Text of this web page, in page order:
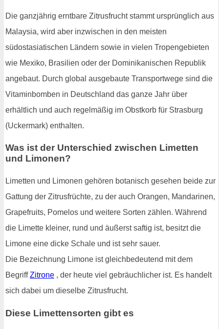
Die ganzjährig erntbare Zitrusfrucht stammt ursprünglich aus
Malaysia, wird aber inzwischen in den meisten
südostasiatischen Ländern sowie in vielen Tropengebieten
wie Mexiko, Brasilien oder der Dominikanischen Republik
angebaut. Durch global ausgebaute Transportwege sind die
Vitaminbomben in Deutschland das ganze Jahr über
erhältlich und auch regelmäßig im Obstkorb für Strasburg
(Uckermark) enthalten.
Was ist der Unterschied zwischen Limetten
und Limonen?
Limetten und Limonen gehören botanisch gesehen beide zur
Gattung der Zitrusfrüchte, zu der auch Orangen, Mandarinen,
Grapefruits, Pomelos und weitere Sorten zählen. Während
die Limette kleiner, rund und äußerst saftig ist, besitzt die
Limone eine dicke Schale und ist sehr sauer.
Die Bezeichnung Limone ist gleichbedeutend mit dem
BegriffZitrone , der heute viel gebräuchlicher ist. Es handelt
sich dabei um dieselbe Zitrusfrucht.
Diese Limettensorten gibt es